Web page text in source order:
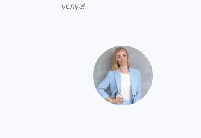
услуг!